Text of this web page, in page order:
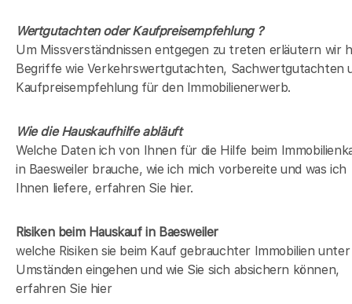
Wertgutachten oder Kaufpreisempfehlung ?
Um Missverständnissen entgegen zu treten erläutern wir
Begriffe wie Verkehrswertgutachten, Sachwertgutachten
Kaufpreisempfehlung für den Immobilienerwerb.
Wie die Hauskaufhilfe abläuft
Welche Daten ich von Ihnen für die Hilfe beim
in Baesweiler brauche, wie ich mich vorbereite und was ich
Ihnen liefere, erfahren Sie hier.
Risiken beim Hauskaufin Baesweiler
welche Risiken sie beim Kauf gebrauchter Immobilien unter
Umständen eingehen und wie Sie sich absichern können,
erfahren Sie hier